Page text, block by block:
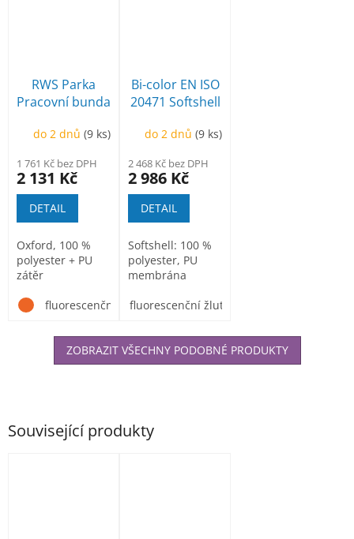
Související produkty
RWS Parka
Pracovní bunda
do 2 dnů(9 ks)
1 761 Kč bez DPH
2 131 Kč
DETAIL
Oxford, 100 %
polyester + PU
zátěr
fluorescenční žlutá
Bi-color EN ISO
20471 Softshell
bunda unisex
do 2 dnů(9 ks)
2 468 Kč bez DPH
2 986 Kč
DETAIL
Softshell: 100 %
polyester, PU
membrána
fluorescenční žlutá
ZOBRAZIT VŠECHNY PODOBNÉ PRODUKTY